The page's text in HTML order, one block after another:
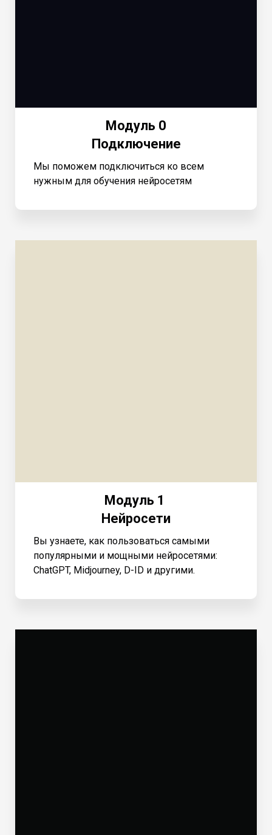
Модуль 0
Подключение
Мы поможем подключиться ко всем
нужным для обучения нейросетям
Модуль 1
Нейросети
Вы узнаете, как пользоваться самыми
популярными и мощными нейросетями:
ChatGPT, Midjourney, D-ID и другими.